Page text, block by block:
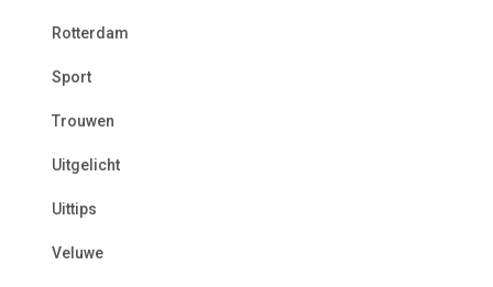
Rotterdam
Sport
Trouwen
Uitgelicht
Uittips
Veluwe